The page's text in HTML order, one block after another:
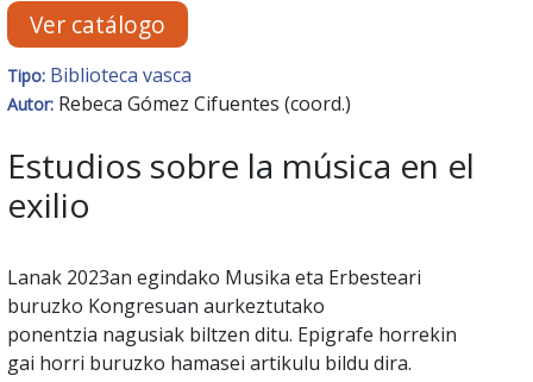
Ver catálogo
Tipo: Biblioteca vasca
Autor: Rebeca Gómez Cifuentes (coord.)
Estudios sobre la música en el
exilio
Lanak 2023an egindako Musika eta Erbesteari
buruzko Kongresuan aurkeztutako
ponentzia nagusiak biltzen ditu. Epigrafe horrekin
gai horri buruzko hamasei artikulu bildu dira.